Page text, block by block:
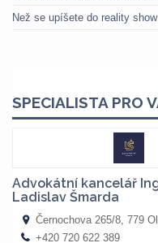
Než se upíšete do reality show